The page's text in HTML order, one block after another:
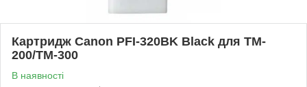
Картридж Canon PFI-320BK Black для TM-
200/TM-300
В наявності